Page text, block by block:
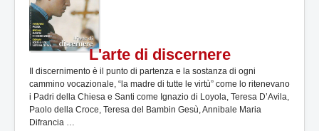
a
z
i
o
e
a
t
t
u
L'arte di discernere
Il discernimento è il punto di partenza e la sostanza di ogni
cammino vocazionale, “la madre di tutte le virtù” come lo ritenevano
i Padri della Chiesa e Santi come Ignazio di Loyola, Teresa D’Avila,
Paolo della Croce, Teresa del Bambin Gesù, Annibale Maria
Difrancia …